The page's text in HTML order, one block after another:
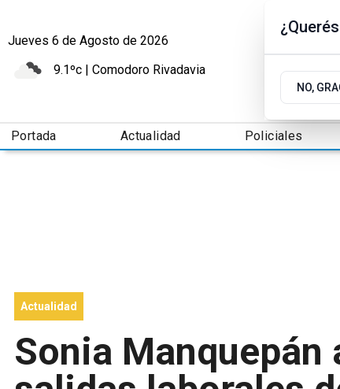
Jueves 6 de Agosto de 2026
9.1ºc | Comodoro Rivadavia
Portada Actualidad Policiales
Actualidad
Sonia Manquepán
NO,